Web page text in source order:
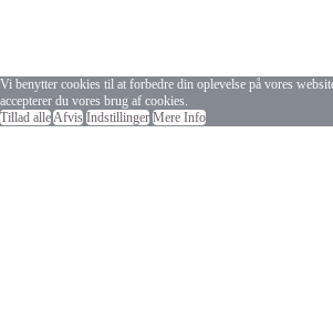
Vi benytter cookies til at forbedre din oplevelse på vores
accepterer du vores brug af cookies.
Tillad alleAfvis Indstillinger Mere Info